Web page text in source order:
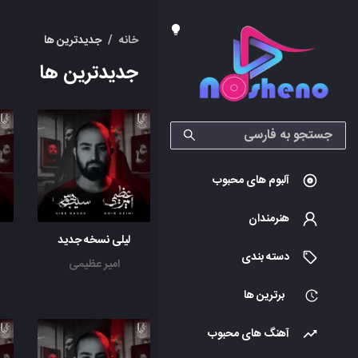
آلبوم های محبوب
هنرمندان
دسته بندی
برترین ها
آهنگ های محبوب
خانه / جدیدترین ها
جدیدترین ها
لیلی نسخه جدید
امیر عظیمی